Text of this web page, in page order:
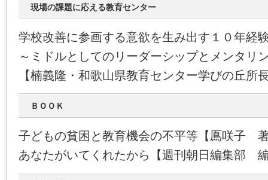
現場の課題に応える教育センター
学校改善に参画する意欲を生み出す１０年経
～ミドルとしてのリーダーシップとメンタリ
【楠義隆・和歌山県教育センター学びの丘所
ＢＯＯＫ
子どもの貧困と教育機会の不平等【鳫咲子
あなたがいてくれたから【週刊朝日編集部